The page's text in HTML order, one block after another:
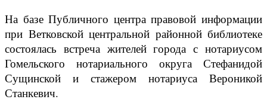
На базе Публичного центра правовой информации
при Ветковской центральной районной библиотеке
состоялась встреча жителей города с нотариусом
Гомельского нотариального округа Стефанидой
Сущинской и стажером нотариуса Вероникой
Станкевич.